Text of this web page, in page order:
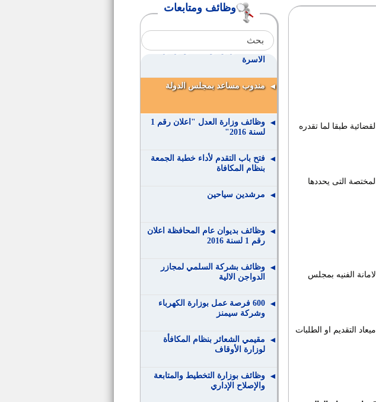
طبقا لما تقدره
التى يحددها
الفنيه بمجلس
التقديم او الطلبات
وظائف ومتابعات
وظائف بدولة الكويت
اطباء بشريين بوحدات ومراكزصحة
الاسرة
مندوب مساعد بمجلس الدولة
وظائف وزارة العدل "اعلان رقم 1
لسنة 2016"
فتح باب التقدم لأداء خطبة الجمعة
بنظام المكافاة
مرشدين سياحين
وظائف بديوان عام المحافظة اعلان
رقم 1 لسنة 2016
وظائف بشركة السلمي لمجازر
الدواجن الالية
600 فرصة عمل بوزارة الكهرباء
وشركة سيمنز
مقيمي الشعائر بنظام المكافأة
لوزارة الأوقاف
وظائف بوزارة التخطيط والمتابعة
والإصلاح الإداري